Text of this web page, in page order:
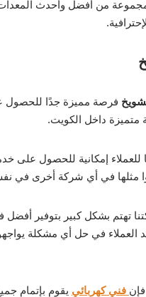
مجموعة من أفضل وأحدث
فرصة مميزة جدًا للحصول
متميزة داخل الكويت.
للعملاء إمكانية للحصول على
مثلها في أي شركة أخرى في
تهتم بشكل كبير بتوفير أفضل
العملاء في حل أي مشكلة
فني كهربائي يقوم بإتمام